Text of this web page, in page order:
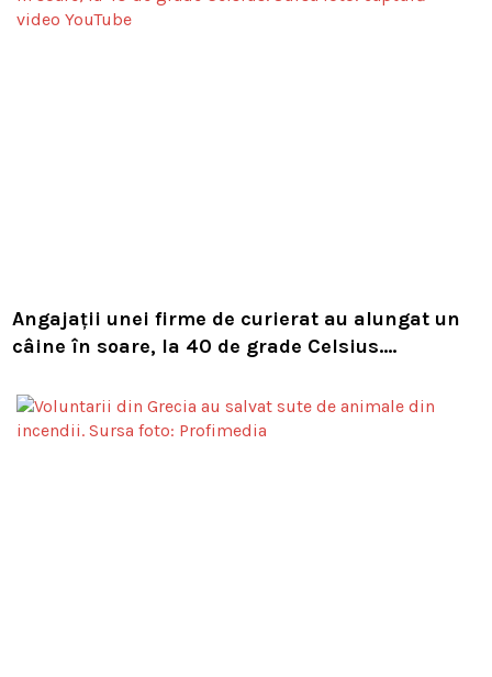
Angajații unei firme de curierat au alungat un
câine în soare, la 40 de grade Celsius.